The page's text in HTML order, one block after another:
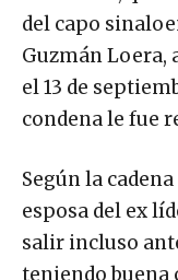
del capo
Guzmán Loera,
el 13 de
condena le fue
Según la
esposa del ex
salir incluso
teniendo buena